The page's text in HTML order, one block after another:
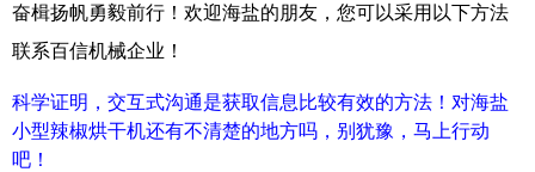
奋楫扬帆勇毅前行！欢迎海盐的朋友，您可以采用以下方法
联系百信机械企业！
科学证明，交互式沟通是获取信息比较有效的方法！对海盐
小型辣椒烘干机还有不清楚的地方吗，别犹豫，马上行动
吧！